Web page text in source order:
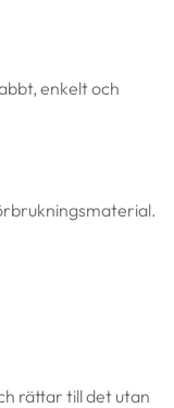
enkelt och
rättar till det utan